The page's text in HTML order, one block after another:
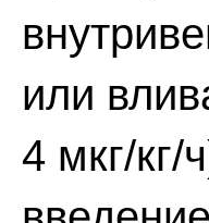
или
4 мкг/